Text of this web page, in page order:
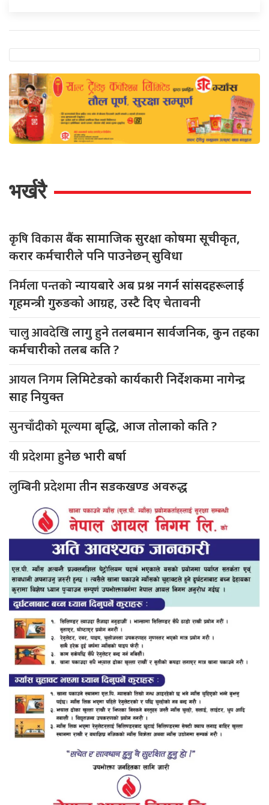
भर्खरै
कृषि विकासबैंक सामाजिक सुरक्षा कोषमा सूचीकृत,
करार कर्मचारीले पनि पाउनेछन् सुविधा
निर्मला पन्तकोन्यायबारे अब प्रश्न नगर्न सांसदहरूलाई
गृहमन्त्री गुरुङको आग्रह, उस्टै दिए चेतावनी
चालु आवदेखिलागु हुने तलबमान सार्वजनिक, कुन तहका
कर्मचारीको तलब कति ?
आयल निगमलिमिटेडको कार्यकारी निर्देशकमा नागेन्द्र
साह नियुक्त
सुनचाँदीको मूल्यमाबृद्धि, आज तोलाको कति ?
यी प्रदेशमाहुनेछ भारी बर्षा
लुम्बिनी प्रदेशमातीन सडकखण्ड अवरुद्ध